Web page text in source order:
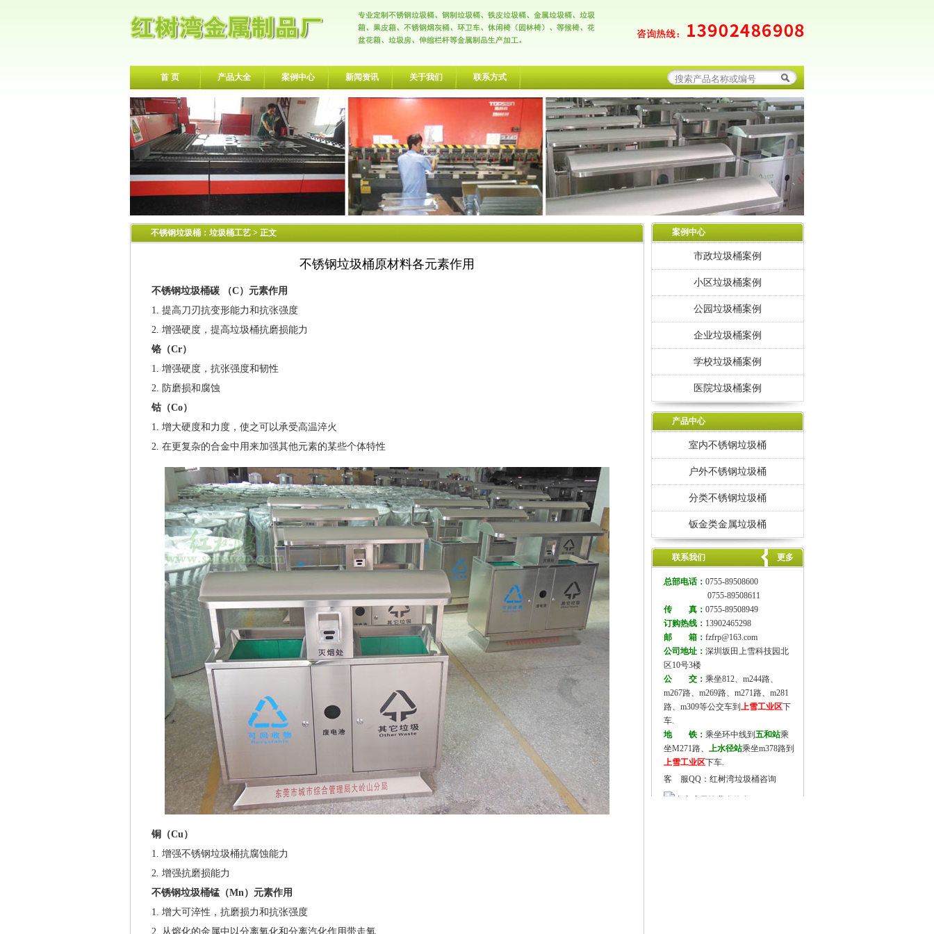
首 页 产品大全 案例中心 新闻资讯 关于我们 联系方式
不锈钢垃圾桶 ： 垃圾桶工艺 > 正文
不锈钢垃圾桶原材料各元素作用
不锈钢垃圾桶碳 （C）元素作用
1. 提高刀刃抗变形能力和抗张强度
2. 增强硬度，提高垃圾桶抗磨损能力
铬（Cr）
1. 增强硬度，抗张强度和韧性
2. 防磨损和腐蚀
钴（Co）
1. 增大硬度和力度，使之可以承受高温淬火
2. 在更复杂的合金中用来加强其他元素的某些个体特性
铜（Cu）
1. 增强不锈钢垃圾桶抗腐蚀能力
2. 增强抗磨损能力
不锈钢垃圾桶锰（Mn）元素作用
1. 增大可淬性，抗磨损力和抗张强度
2. 从熔化的金属中以分离氧化和分离汽化作用带走氧
案例中心
市政垃圾桶案例
小区垃圾桶案例
公园垃圾桶案例
企业垃圾桶案例
学校垃圾桶案例
医院垃圾桶案例
产品中心
室内不锈钢垃圾桶
户外不锈钢垃圾桶
分类不锈钢垃圾桶
钣金类金属垃圾桶